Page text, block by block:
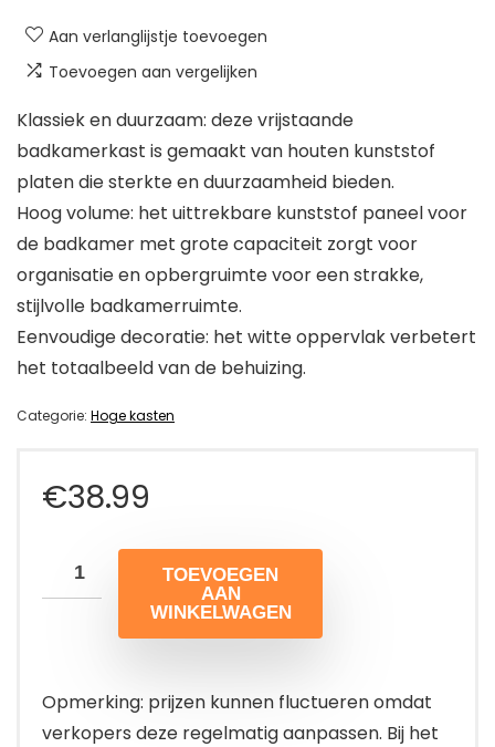
Aan verlanglijstje toevoegen
Toevoegen aan vergelijken
Klassiek en duurzaam: deze vrijstaande
badkamerkast is gemaakt van houten kunststof
platen die sterkte en duurzaamheid bieden.
Hoog volume: het uittrekbare kunststof paneel voor
de badkamer met grote capaciteit zorgt voor
organisatie en opbergruimte voor een strakke,
stijlvolle badkamerruimte.
Eenvoudige decoratie: het witte oppervlak verbetert
het totaalbeeld van de behuizing.
Categorie: Hoge kasten
€38.99
TOEVOEGEN
AAN
WINKELWAGEN
Opmerking: prijzen kunnen fluctueren omdat
verkopers deze regelmatig aanpassen. Bij het